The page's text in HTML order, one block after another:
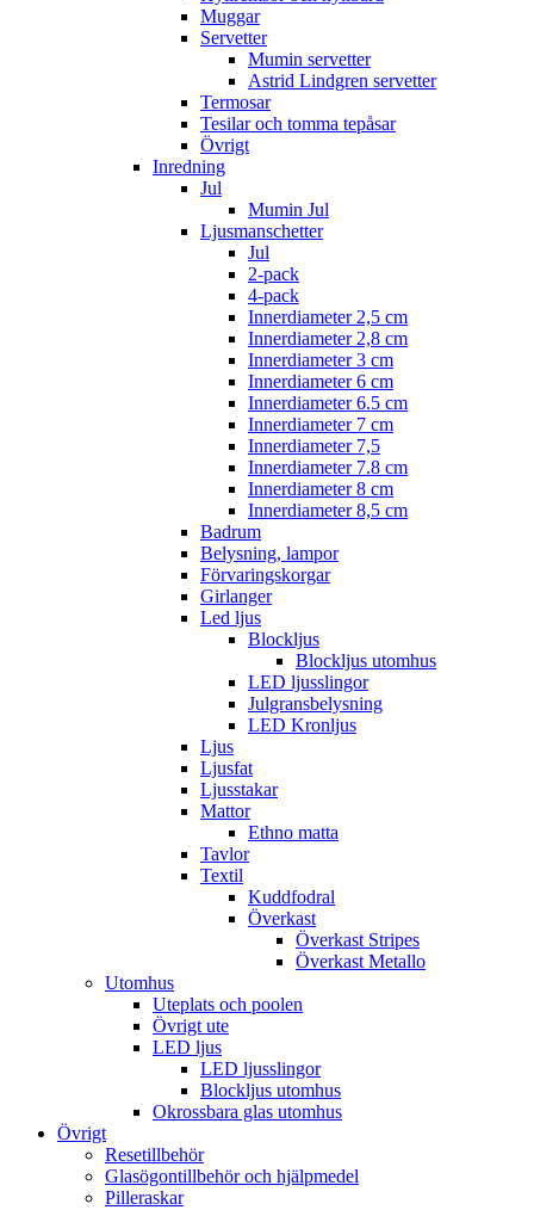
Muggar
Servetter
Mumin servetter
Astrid Lindgren servetter
Termosar
Tesilar och tomma tepåsar
Övrigt
Inredning
Jul
Mumin Jul
Ljusmanschetter
Jul
2-pack
4-pack
Innerdiameter 2,5 cm
Innerdiameter 2,8 cm
Innerdiameter 3 cm
Innerdiameter 6 cm
Innerdiameter 6.5 cm
Innerdiameter 7 cm
Innerdiameter 7,5
Innerdiameter 7.8 cm
Innerdiameter 8 cm
Innerdiameter 8,5 cm
Badrum
Belysning, lampor
Förvaringskorgar
Girlanger
Led ljus
Blockljus
Blockljus utomhus
LED ljusslingor
Julgransbelysning
LED Kronljus
Ljus
Ljusfat
Ljusstakar
Mattor
Ethno matta
Tavlor
Textil
Kuddfodral
Överkast
Överkast Stripes
Överkast Metallo
Utomhus
Uteplats och poolen
Övrigt ute
LED ljus
LED ljusslingor
Blockljus utomhus
Okrossbara glas utomhus
Övrigt
Resetillbehör
Glasögontillbehör och hjälpmedel
Pilleraskar